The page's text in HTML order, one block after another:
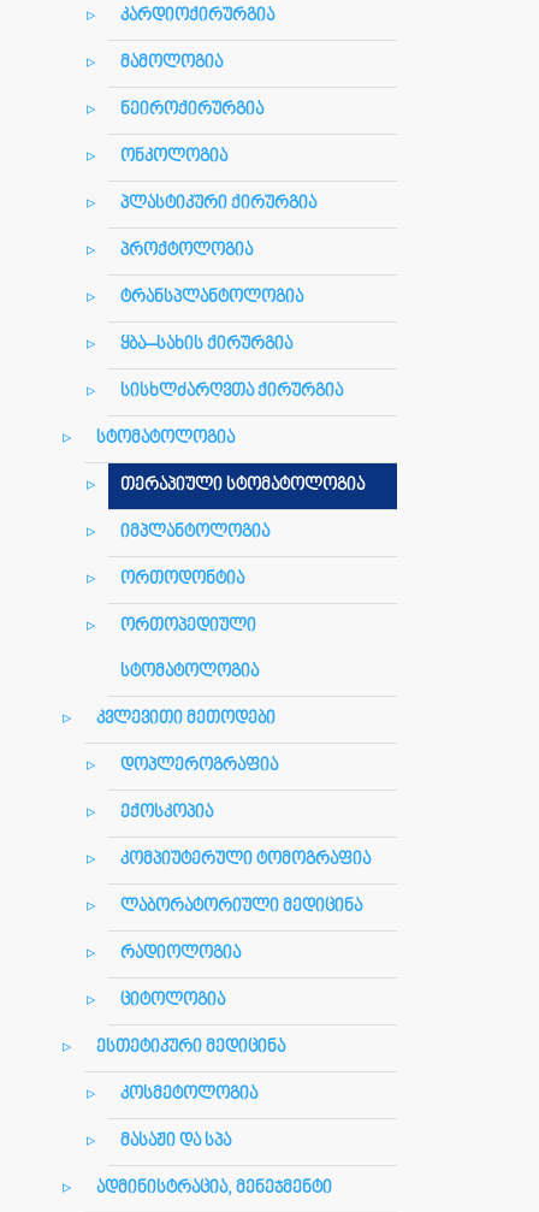
კარდიოქირურგია
მამოლოგია
ნეიროქირურგია
ონკოლოგია
პლასტიკური ქირურგია
პროქტოლოგია
ტრანსპლანტოლოგია
ყბა–სახის ქირურგია
სისხლძარღვთა ქირურგია
სტომატოლოგია
თერაპიული სტომატოლოგია
იმპლანტოლოგია
ორთოდონტია
ორთოპედიული
სტომატოლოგია
კვლევითი მეთოდები
დოპლეროგრაფია
ექოსკოპია
კომპიუტერული ტომოგრაფია
ლაბორატორიული მედიცინა
რადიოლოგია
ციტოლოგია
ესთეტიკური მედიცინა
კოსმეტოლოგია
მასაჟი და სპა
ადმინისტრაცია, მენეჯმენტი